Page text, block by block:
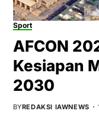
Sport
AFCON
Kesiapan
2030
BYREDAKSI IAWNEWS